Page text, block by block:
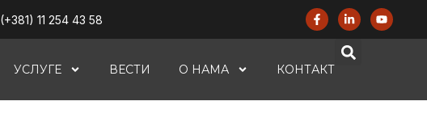
(+381) 11 254 43 58
УСЛУГЕ ВЕСТИ О НАМА КОНТАКТ